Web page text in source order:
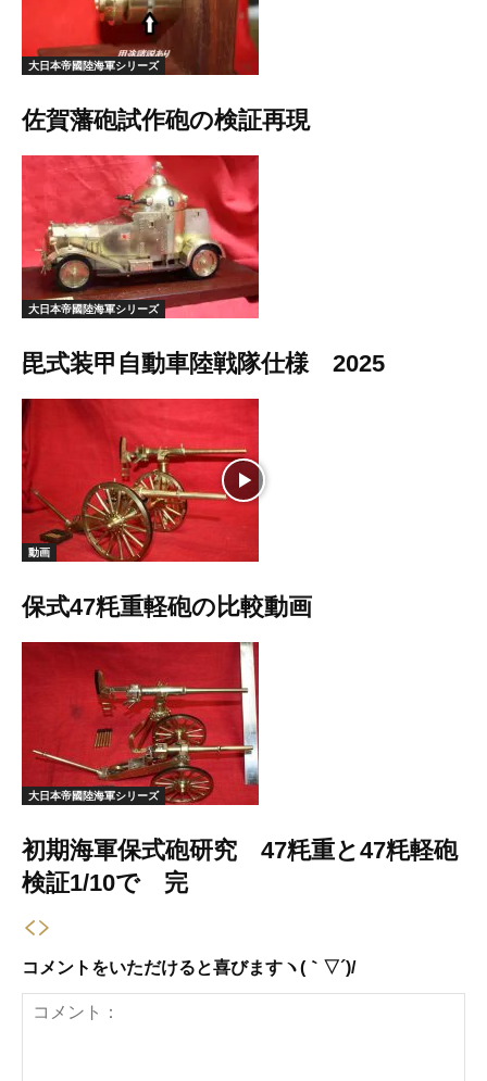
大日本帝國陸海軍シリーズ
佐賀藩砲試作砲の検証再現
大日本帝國陸海軍シリーズ
毘式装甲自動車陸戦隊仕様 2025
動画
保式47粍重軽砲の比較動画
大日本帝國陸海軍シリーズ
初期海軍保式砲研究 47粍重と47粍軽砲
検証1/10で 完
コメントをいただけると喜びますヽ(｀▽´)/